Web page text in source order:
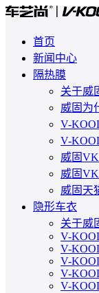
首页
新闻中心
隔热膜
关于威
威固为
V-
V-
威固
威固
威固天
隐形车衣
关于威
V-
V-
V-
V-
V-